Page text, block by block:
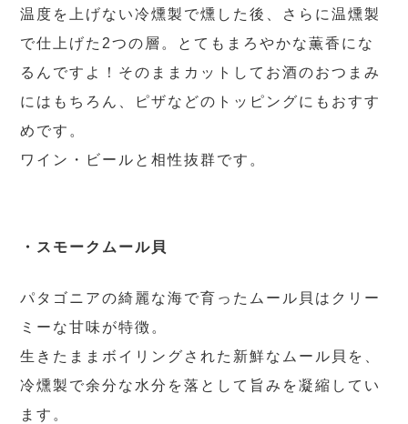
温度を上げない冷燻製で燻した後、さらに温燻製
で仕上げた2つの層。とてもまろやかな薫香にな
るんですよ！そのままカットしてお酒のおつまみ
にはもちろん、ピザなどのトッピングにもおすす
めです。
ワイン・ビールと相性抜群です。
・スモークムール貝
パタゴニアの綺麗な海で育ったムール貝はクリー
ミーな甘味が特徴。
生きたままボイリングされた新鮮なムール貝を、
冷燻製で余分な水分を落として旨みを凝縮してい
ます。